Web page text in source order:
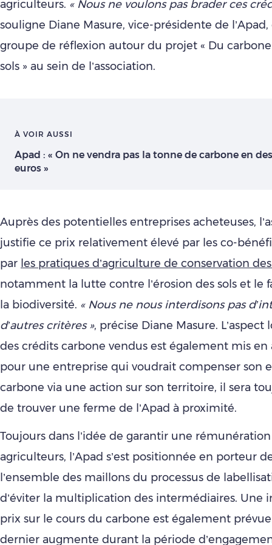
agriculteurs. « Nous ne voulons pas brader ces
souligne Diane Masure, vice-présidente de
groupe de réflexion autour du projet « Du
sols » au sein de l’association.
À VOIR AUSSI
Apad : « On ne vendra pas la tonne de carbone en
euros »
Auprès des potentielles entreprises acheteuses,
justifie ce prix relativement élevé par les co-
par les pratiques d’agriculture de conservation
notamment la lutte contre l’érosion des sols et le
la biodiversité. « Nous ne nous interdisons pas
d’autres critères », précise Diane Masure. L’aspect
des crédits carbone vendus est également mis en
pour une entreprise qui voudrait compenser son
carbone via une action sur son territoire, il sera
de trouver une ferme de l’Apad à proximité.
Toujours dans l’idée de garantir une
agriculteurs, l’Apad s’est positionnée en porteur
l’ensemble des maillons du processus de
d’éviter la multiplication des intermédiaires. Une
prix sur le cours du carbone est également
dernier augmente durant la période